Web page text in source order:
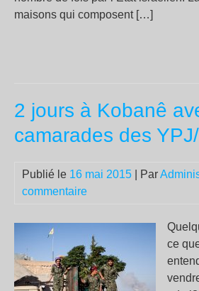
maisons qui composent […]
2 jours à Kobanê
camarades des
Publié le 16 mai 2015 | Par
commentaire
ce